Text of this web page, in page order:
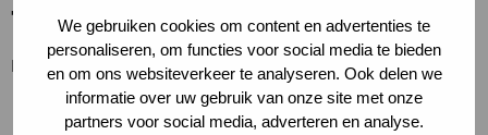
We gebruiken cookies om content en advertenties te
personaliseren, om functies voor social media te bieden
en om ons websiteverkeer te analyseren. Ook delen we
informatie over uw gebruik van onze site met onze
partners voor social media, adverteren en analyse.
Toelichting op criteria
Functievervulling is incidenteel in gevaar (NEN 2767).
Definities